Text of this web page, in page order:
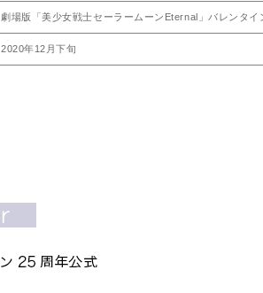
劇場版「美少女戦士セーラームーンEternal」バレンタイ
2020年12月下旬